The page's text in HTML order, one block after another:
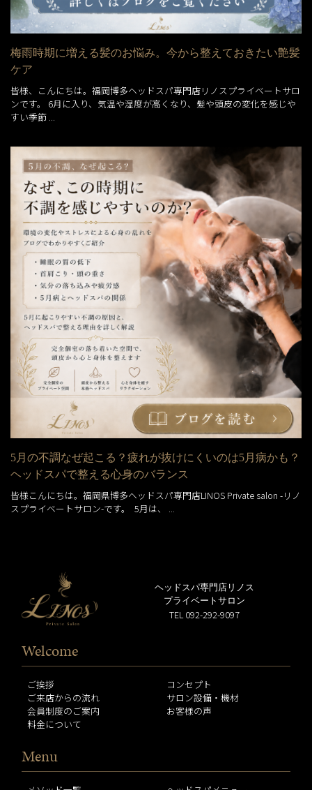
梅雨時期に増える髪のお悩み。今から整えておきたい艶髪
ケア
皆様、こんにちは。福岡博多ヘッドスパ専門店リノスプライベートサロ
ンです。 6月に入り、気温や湿度が高くなり、髪や頭皮の変化を感じや
すい季節 ...
5月の不調なぜ起こる？疲れが抜けにくいのは5月病かも？
ヘッドスパで整える心身のバランス
皆様こんにちは。福岡県博多ヘッドスパ専門店LINOS Private salon -リノ
スプライベートサロン-です。 5月は、 ...
ヘッドスパ専門店リノス
プライベートサロン
TEL 092-292-9097
Welcome
ご挨拶
コンセプト
ご来店からの流れ
サロン設備・機材
会員制度のご案内
お客様の声
料金について
Menu